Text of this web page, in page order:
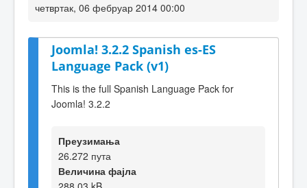
четвртак, 06 фебруар 2014 00:00
Joomla! 3.2.2 Spanish es-ES
Language Pack (v1)
This is the full Spanish Language Pack for
Joomla! 3.2.2
Преузимања
26.272 пута
Величина фајла